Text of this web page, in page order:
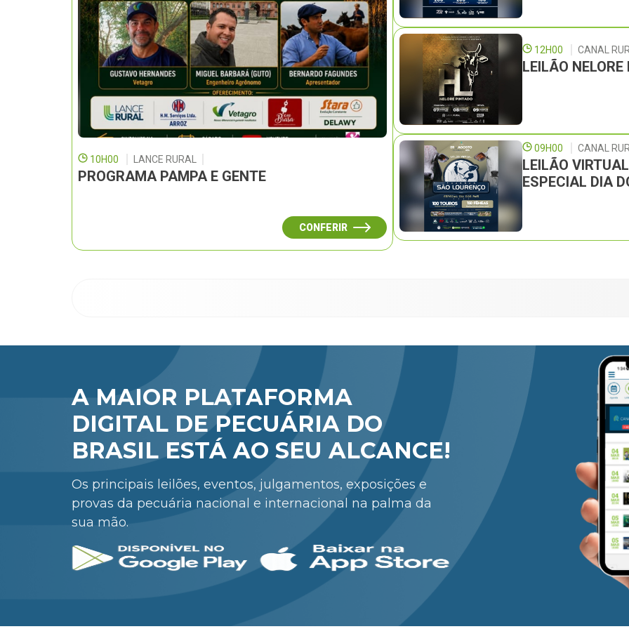
10H00 LANCE RURAL
PROGRAMA PAMPA E GENTE
CONFERIR
12H00 CANAL
LEILÃO
09H00 CANAL
LEILÃO
ESPECIAL DIA
A MAIOR PLATAFORMA
DIGITAL DE PECUÁRIA DO
BRASIL ESTÁ AO SEU ALCANCE!
Os principais leilões, eventos, julgamentos, exposições e
provas da pecuária nacional e internacional na palma da
sua mão.